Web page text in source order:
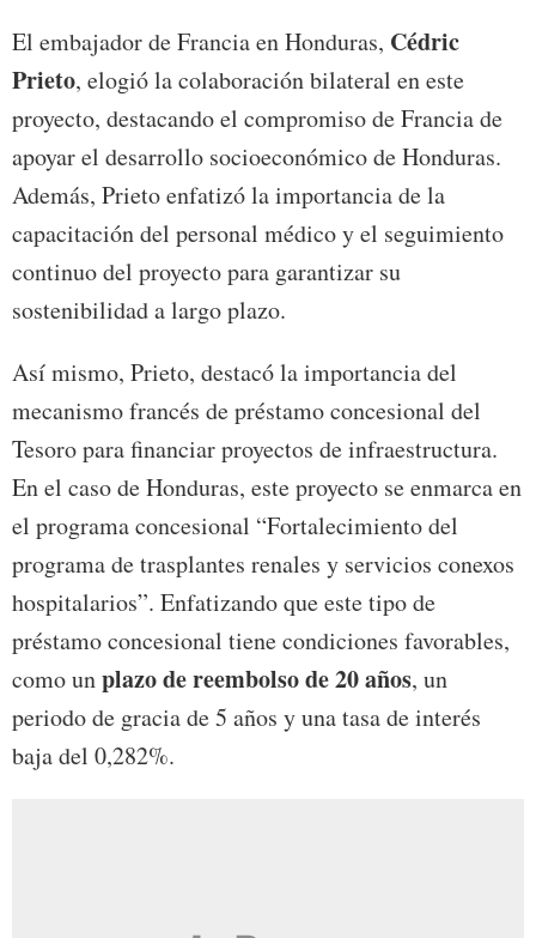
El embajador de Francia en Honduras, Cédric
Prieto, elogió la colaboración bilateral en este
proyecto, destacando el compromiso de Francia de
apoyar el desarrollo socioeconómico de Honduras.
Además, Prieto enfatizó la importancia de la
capacitación del personal médico y el seguimiento
continuo del proyecto para garantizar su
sostenibilidad a largo plazo.
Así mismo, Prieto, destacó la importancia del
mecanismo francés de préstamo concesional del
Tesoro para financiar proyectos de infraestructura.
En el caso de Honduras, este proyecto se enmarca en
el programa concesional “Fortalecimiento del
programa de trasplantes renales y servicios conexos
hospitalarios”. Enfatizando que este tipo de
préstamo concesional tiene condiciones favorables,
como unplazo de reembolso de 20 años, un
periodo de gracia de 5 años y una tasa de interés
baja del 0,282%.